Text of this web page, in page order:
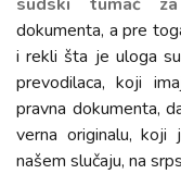
dokumenta, a pre
i rekli šta je uloga
prevodilaca, koji
pravna dokumenta,
verna originalu,
našem slučaju, na